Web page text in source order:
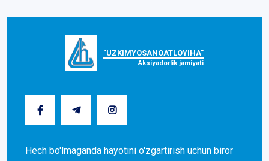
"UZKIMYOSANOATLOYIHA"
Aksiyadorlik jamiyati
Hech bo'lmaganda hayotini o'zgartirish uchun biror